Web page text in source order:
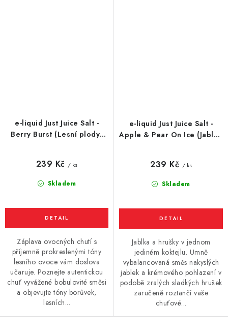
e-liquid Just Juice Salt -
Berry Burst (Lesní plody)
Skladem
239 Kč / ks
Záplava ovocných chutí s
příjemně prokreslenými tóny
lesního ovoce vám doslova
učaruje. Poznejte autentickou
chuť vyvážené bobulovité směsi
a objevujte tóny borůvek,
lesních...
e-liquid Just Juice Salt -
Apple & Pear On Ice (Jablko
Skladem
239 Kč / ks
Jablka a hrušky v jednom
jediném koktejlu. Umně
vybalancovaná směs nakyslých
jablek a krémového pohlazení v
podobě zralých sladkých hrušek
zaručeně roztančí vaše
chuťové...